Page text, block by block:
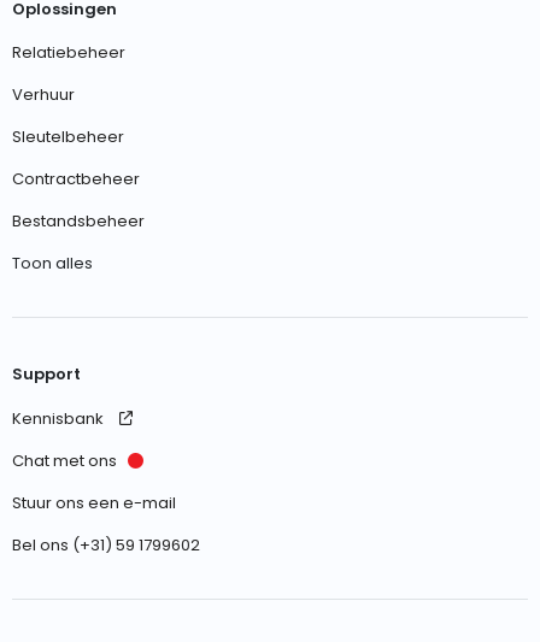
Oplossingen
Relatiebeheer
Verhuur
Sleutelbeheer
Contractbeheer
Bestandsbeheer
Toon alles
Support
Kennisbank
Chat met ons
Stuur ons een e-mail
Bel ons (+31) 59 1799602